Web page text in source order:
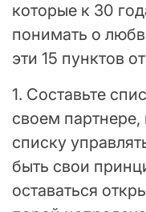
которые к 30
понимать о
эти 15 пунктов
1. Составьте
своем партнере,
списку
быть свои
оставаться